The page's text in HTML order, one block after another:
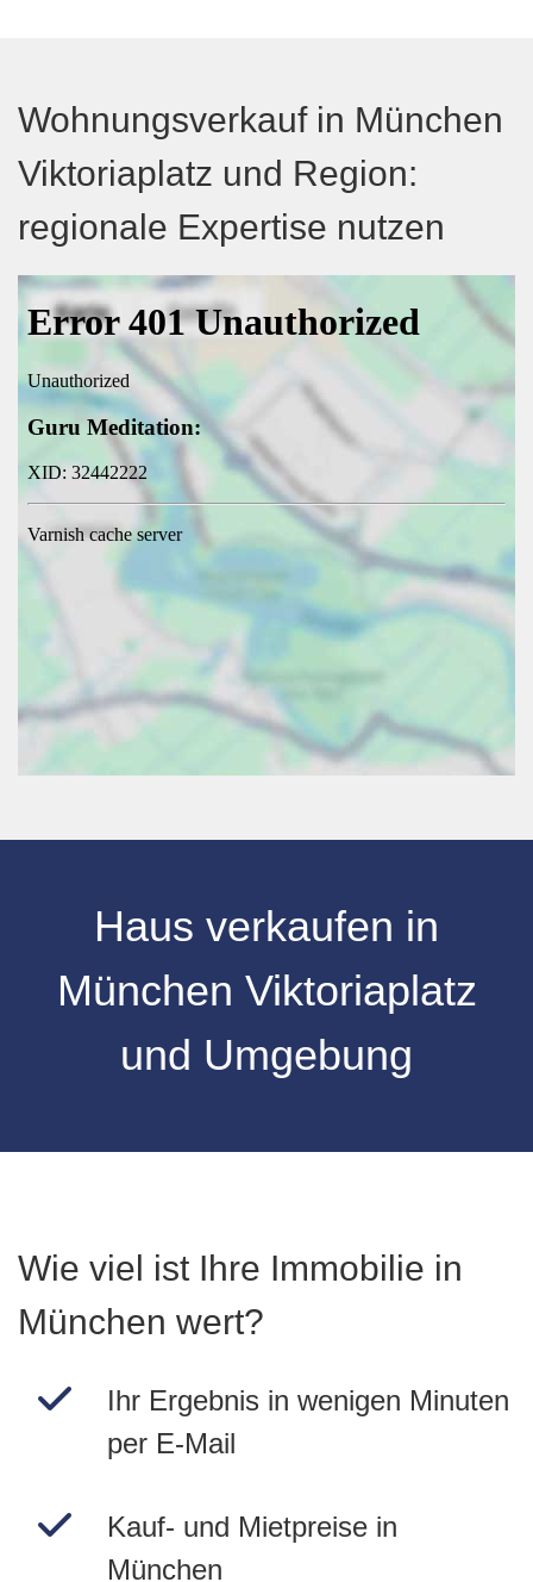
Wohnungsverkauf in München
Viktoriaplatz und Region:
regionale Expertise nutzen
Haus verkaufen in
München Viktoriaplatz
und Umgebung
Wie viel ist Ihre Immobilie in
München wert?
Ihr Ergebnis in wenigen Minuten
per E-Mail
Kauf- und Mietpreise in
München